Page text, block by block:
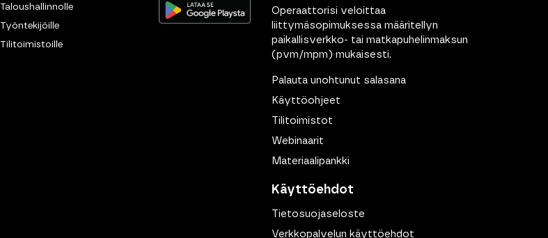
Taloushallinnolle
Työntekijöille
Tilitoimistoille
Operaattorisi veloittaa
liittymäsopimuksessa määritellyn
paikallisverkko- tai matkapuhelinmaksun
(pvm/mpm) mukaisesti.
Palauta unohtunut salasana
Käyttöohjeet
Tilitoimistot
Webinaarit
Materiaalipankki
Käyttöehdot
Tietosuojaseloste
Verkkopalvelun käyttöehdot